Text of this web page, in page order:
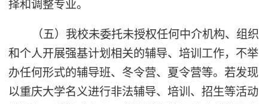
择和调整专业。
（五）我校未委托未授权任何中介机构、组织
和个人开展强基计划相关的辅导、培训工作，不举
办任何形式的辅导班、冬令营、夏令营等。若发现
以重庆大学名义进行非法辅导、培训、招生等活动